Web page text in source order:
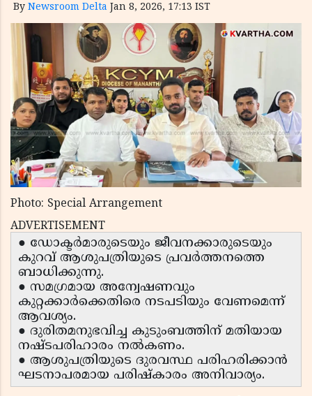
By Newsroom Delta Jan 8, 2026, 17:13 IST
Photo: Special Arrangement
ADVERTISEMENT
● ഡോക്ടർമാരുടെയും ജീവനക്കാരുടെയും
കുറവ് ആശുപത്രിയുടെ പ്രവർത്തനത്തെ
ബാധിക്കുന്നു.
● സമഗ്രമായ അന്വേഷണവും
കുറ്റക്കാർക്കെതിരെ നടപടിയും വേണമെന്ന്
ആവശ്യം.
● ദുരിതമനുഭവിച്ച കുടുംബത്തിന് മതിയായ
നഷ്ടപരിഹാരം നൽകണം.
● ആശുപത്രിയുടെ ദുരവസ്ഥ പരിഹരിക്കാൻ
ഘടനാപരമായ പരിഷ്കാരം അനിവാര്യം.